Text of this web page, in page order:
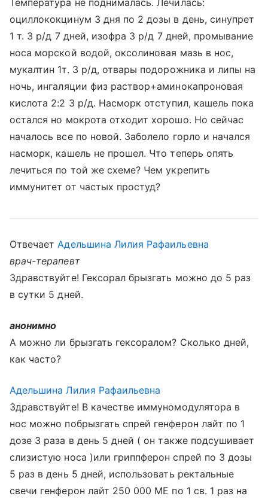
Температура не поднималась. Лечилась:
оциллококцинум 3 дня по 2 дозы в день, синупрет
1 т. 3 р/д 7 дней, изофра 3 р/д 7 дней, промывание
носа морской водой, оксолиновая мазь в нос,
мукалтин 1т. 3 р/д, отвары подорожника и липы на
ночь, ингаляции физ раствор+аминокапроновая
кислота 2:2 3 р/д. Насморк отступил, кашель пока
остался но мокрота отходит хорошо. Но сейчас
началось все по новой. Заболело горло и начался
насморк, кашель не прошел. Что теперь опять
лечиться по той же схеме? Чем укрепить
иммунитет от частых простуд?
ОтвечаетАдельшина Лилия Рафаильевна
врач-терапевт
Здравствуйте! Гексорал брызгать можно до 5 раз
в сутки 5 дней.
анонимно
А можно ли брызгать гексоралом? Сколько дней,
как часто?
Адельшина Лилия Рафаильевна
Здравствуйте! В качестве иммуномодулятора в
нос можно побрызгать спрей генферон лайт по 1
дозе 3 раза в день 5 дней ( он также подсушивает
слизистую носа )или гриппферон спрей по 3 дозы
5 раз в день 5 дней, использовать ректальные
свечи генферон лайт 250 000 МЕ по 1 св. 1 раз на